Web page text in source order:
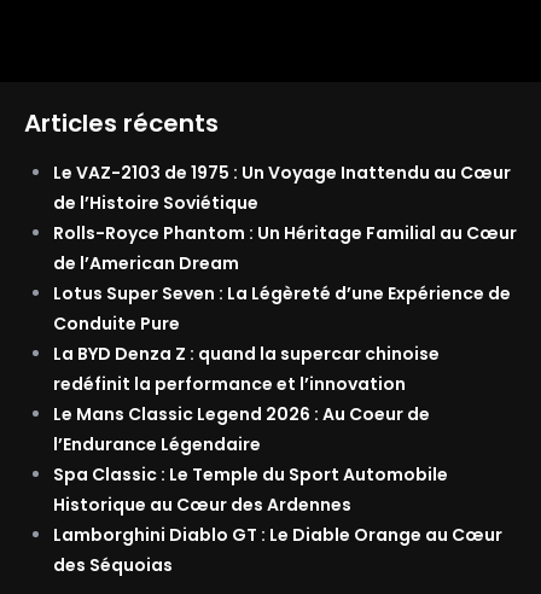
Articles récents
Le VAZ-2103 de 1975 : Un Voyage Inattendu au Cœur
de l’Histoire Soviétique
Rolls-Royce Phantom : Un Héritage Familial au Cœur
de l’American Dream
Lotus Super Seven : La Légèreté d’une Expérience de
Conduite Pure
La BYD Denza Z : quand la supercar chinoise
redéfinit la performance et l’innovation
Le Mans Classic Legend 2026 : Au Coeur de
l’Endurance Légendaire
Spa Classic : Le Temple du Sport Automobile
Historique au Cœur des Ardennes
Lamborghini Diablo GT : Le Diable Orange au Cœur
des Séquoias